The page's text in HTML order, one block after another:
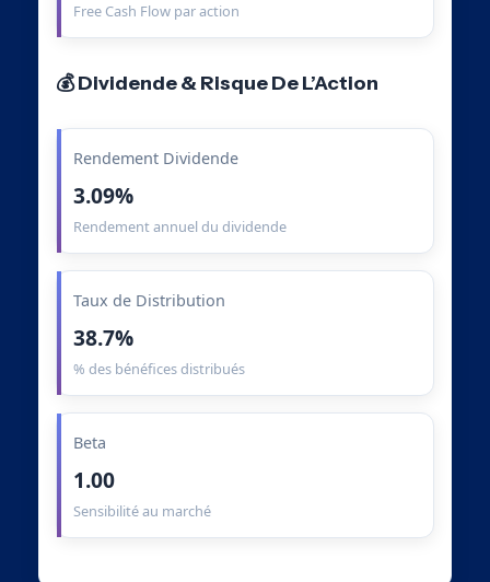
Free Cash Flow par action
💰 Dividende & Risque De L’Action
Rendement Dividende
3.09%
Rendement annuel du dividende
Taux de Distribution
38.7%
% des bénéfices distribués
Beta
1.00
Sensibilité au marché